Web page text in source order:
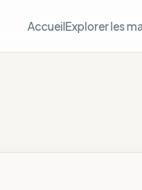
AccueilExplorer les